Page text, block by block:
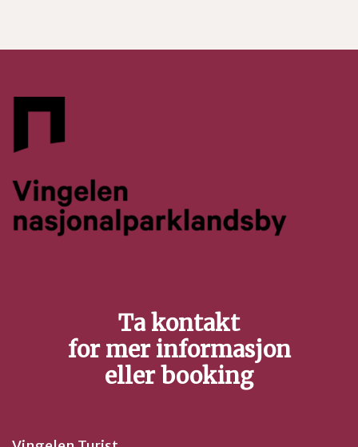
Ta kontakt
for mer informasjon
eller booking